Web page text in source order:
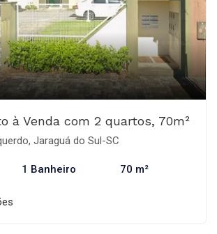
à Venda com 2 quartos, 70m²
Jaraguá do Sul-SC
1 Banheiro 70 m²